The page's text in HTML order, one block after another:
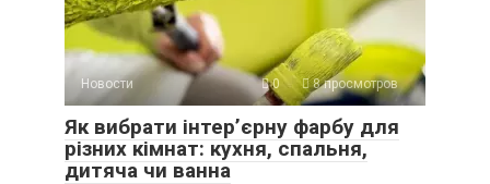
Новости 0 8 просмотров
Як вибрати інтер’єрну фарбу для
різних кімнат: кухня, спальня,
дитяча чи ванна